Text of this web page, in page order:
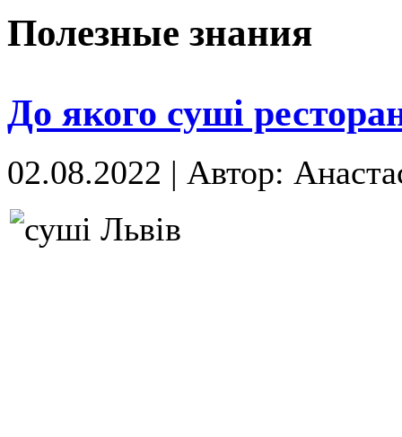
Полезные знания
До якого суші
02.08.2022 | Автор: